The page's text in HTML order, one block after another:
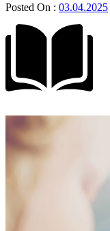
Posted On : 03.04.2025